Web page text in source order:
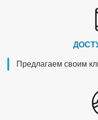
Предлагаем своим